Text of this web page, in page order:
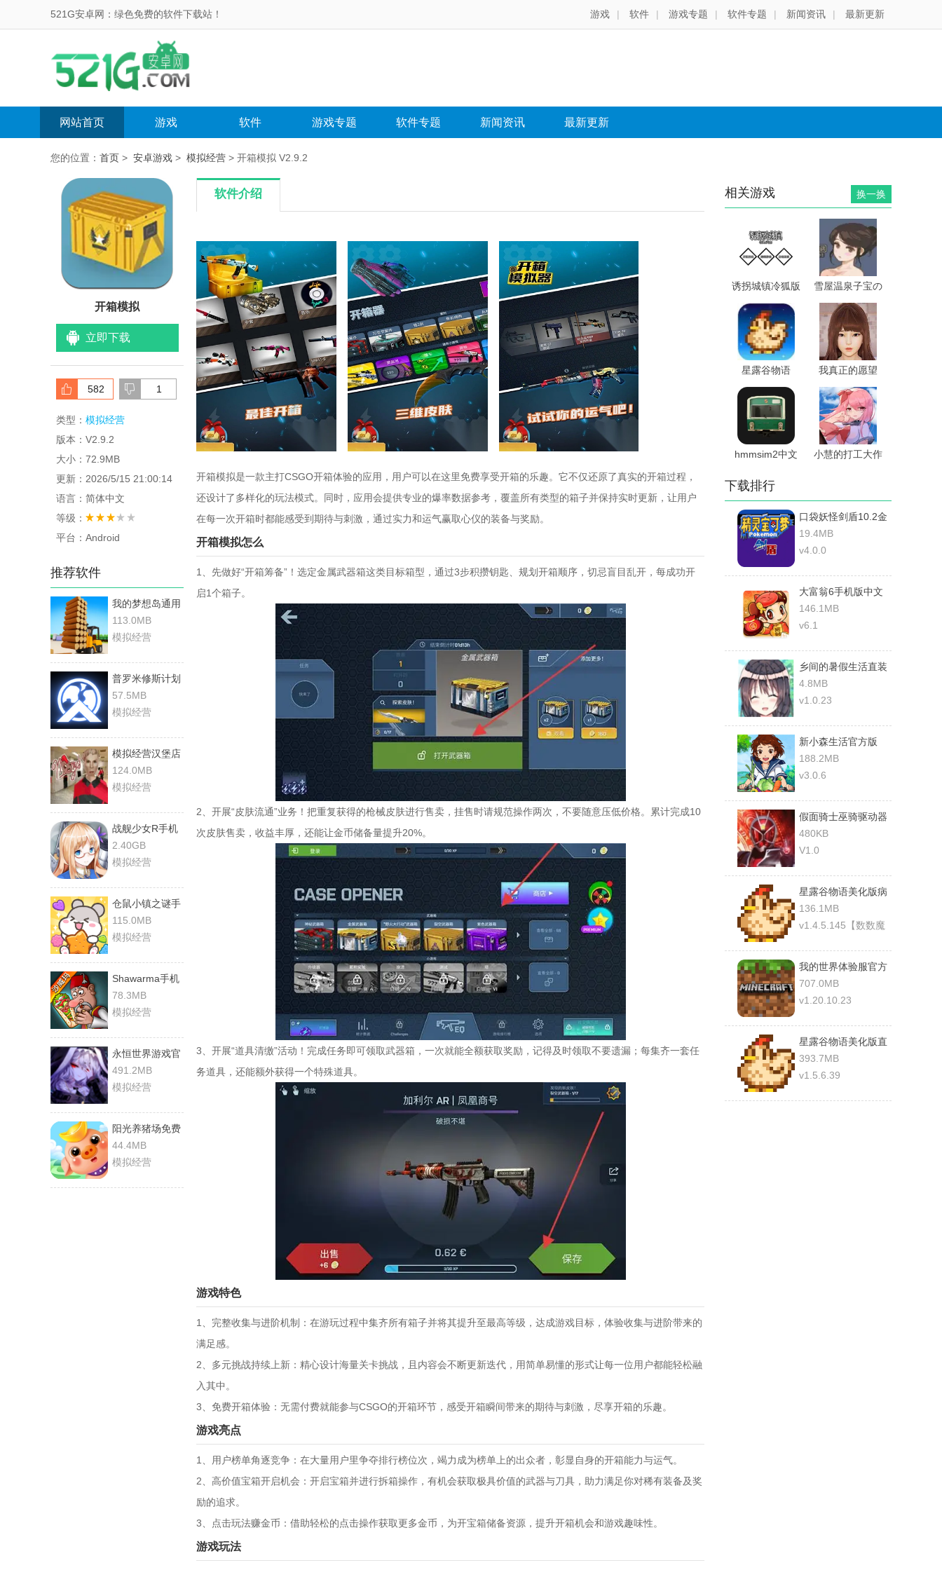
521G安卓网：绿色免费的软件下载站！ 游戏 | 软件 | 游戏专题 | 软件专题 | 新闻资讯 | 最新更新
网站首页 游戏 软件 游戏专题 软件专题 新闻资讯 最新更新
您的位置： 首页 > 安卓游戏 > 模拟经营 > 开箱模拟 V2.9.2
开箱模拟
立即下载
582 1
类型： 模拟经营
版本：V2.9.2
大小：72.9MB
更新：2026/5/15 21:00:14
语言：简体中文
等级：
平台：Android
推荐软件
我的梦想岛通用
版
113.0MB
模拟经营
普罗米修斯计划
手机最新版
57.5MB
模拟经营
模拟经营汉堡店
安卓版
124.0MB
模拟经营
战舰少女R手机
最新版
2.40GB
模拟经营
仓鼠小镇之谜手
游直装版
115.0MB
模拟经营
Shawarma手机
免费版
78.3MB
模拟经营
永恒世界游戏官
方最新版
491.2MB
模拟经营
阳光养猪场免费
原版
44.4MB
模拟经营
软件介绍
开箱模拟是一款主打CSGO开箱体验的应用，用户可以在这里免费享受开箱的乐趣。它不仅还原了真实的开箱过程，
还设计了多样化的玩法模式。同时，应用会提供专业的爆率数据参考，覆盖所有类型的箱子并保持实时更新，让用户
在每一次开箱时都能感受到期待与刺激，通过实力和运气赢取心仪的装备与奖励。
开箱模拟怎么
1、先做好“开箱筹备”！选定金属武器箱这类目标箱型，通过3步积攒钥匙、规划开箱顺序，切忌盲目乱开，每成功开
启1个箱子。
2、开展“皮肤流通”业务！把重复获得的枪械皮肤进行售卖，挂售时请规范操作两次，不要随意压低价格。累计完成10
次皮肤售卖，收益丰厚，还能让金币储备量提升20%。
3、开展“道具清缴”活动！完成任务即可领取武器箱，一次就能全额获取奖励，记得及时领取不要遗漏；每集齐一套任
务道具，还能额外获得一个特殊道具。
游戏特色
1、完整收集与进阶机制：在游玩过程中集齐所有箱子并将其提升至最高等级，达成游戏目标，体验收集与进阶带来的
满足感。
2、多元挑战持续上新：精心设计海量关卡挑战，且内容会不断更新迭代，用简单易懂的形式让每一位用户都能轻松融
入其中。
3、免费开箱体验：无需付费就能参与CSGO的开箱环节，感受开箱瞬间带来的期待与刺激，尽享开箱的乐趣。
游戏亮点
1、用户榜单角逐竞争：在大量用户里争夺排行榜位次，竭力成为榜单上的出众者，彰显自身的开箱能力与运气。
2、高价值宝箱开启机会：开启宝箱并进行拆箱操作，有机会获取极具价值的武器与刀具，助力满足你对稀有装备及奖
励的追求。
3、点击玩法赚金币：借助轻松的点击操作获取更多金币，为开宝箱储备资源，提升开箱机会和游戏趣味性。
游戏玩法
换一换
相关游戏
诱拐城镇冷狐版
雪屋温泉子宝の
汤
星露谷物语
18+病娇mod
我真正的愿望
hmmsim2中文
小慧的打工大作
下载排行
口袋妖怪剑盾10.2金
手指
19.4MB
v4.0.0
大富翁6手机版中文
版
146.1MB
v6.1
乡间的暑假生活直装
版
4.8MB
v1.0.23
新小森生活官方版
188.2MB
v3.0.6
假面骑士巫骑驱动器
模拟器豪华版
480KB
V1.0
星露谷物语美化版病
娇版
136.1MB
v1.4.5.145【数数魔
我的世界体验服官方
正版2023最新版
707.0MB
v1.20.10.23
星露谷物语美化版直
装版
393.7MB
v1.5.6.39